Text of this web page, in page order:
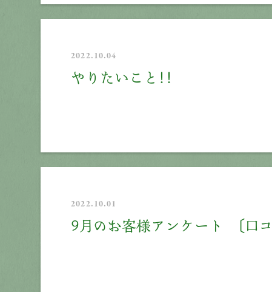
2022.10.04
やりたいこと！！
2022.10.01
9月のお客様アンケート 〔口コ